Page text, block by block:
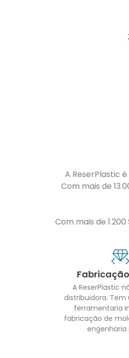
A ReserPlastic
Com mais de
Com mais de
A ReserPlastic
distribuidora. Tem
ferramentaria
fabricação de
engenharia